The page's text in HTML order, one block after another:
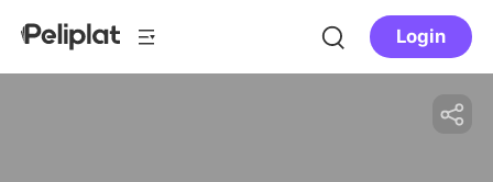
Login